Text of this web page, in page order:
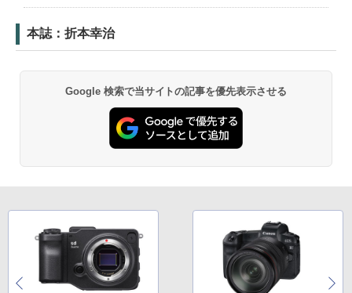
本誌：折本幸治
Google 検索で当サイトの記事を優先表示させる